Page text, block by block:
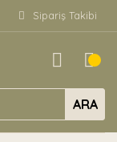
Sipariş Takibi
ARA